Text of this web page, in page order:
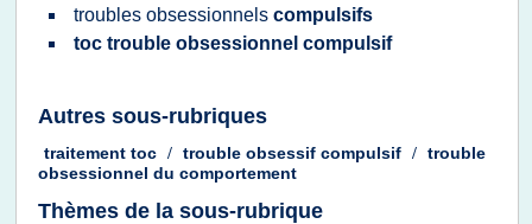
troubles obsessionnels compulsifs
toc trouble obsessionnel compulsif
Autres sous-rubriques
traitement toc / trouble obsessif compulsif / trouble
obsessionnel du comportement
Thèmes de la sous-rubrique